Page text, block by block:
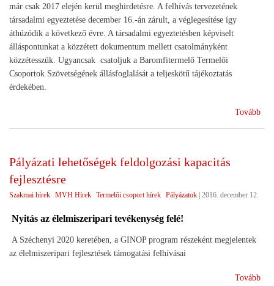
már csak 2017 elején kerül meghirdetésre. A felhívás tervezetének
társadalmi egyeztetése december 16.-án zárult, a véglegesítése így
áthúzódik a következő évre. A társadalmi egyeztetésben képviselt
álláspontunkat a közzétett dokumentum mellett csatolmányként
közzétesszük. Ugyancsak csatoljuk a Baromfitermelő Termelői
Csoportok Szövetségének állásfoglalását a teljeskötű tájékoztatás
érdekében.
Tovább
Pályázati lehetőségek feldolgozási kapacitás
fejlesztésre
Szakmai hírek MVH Hírek Termelői csoport hírek Pályázatok 2016. december 12.
Nyitás az élelmiszeripari tevékenység felé!
A Széchenyi 2020 keretében, a GINOP program részeként megjelentek
az élelmiszeripari fejlesztések támogatási felhívásai
Tovább